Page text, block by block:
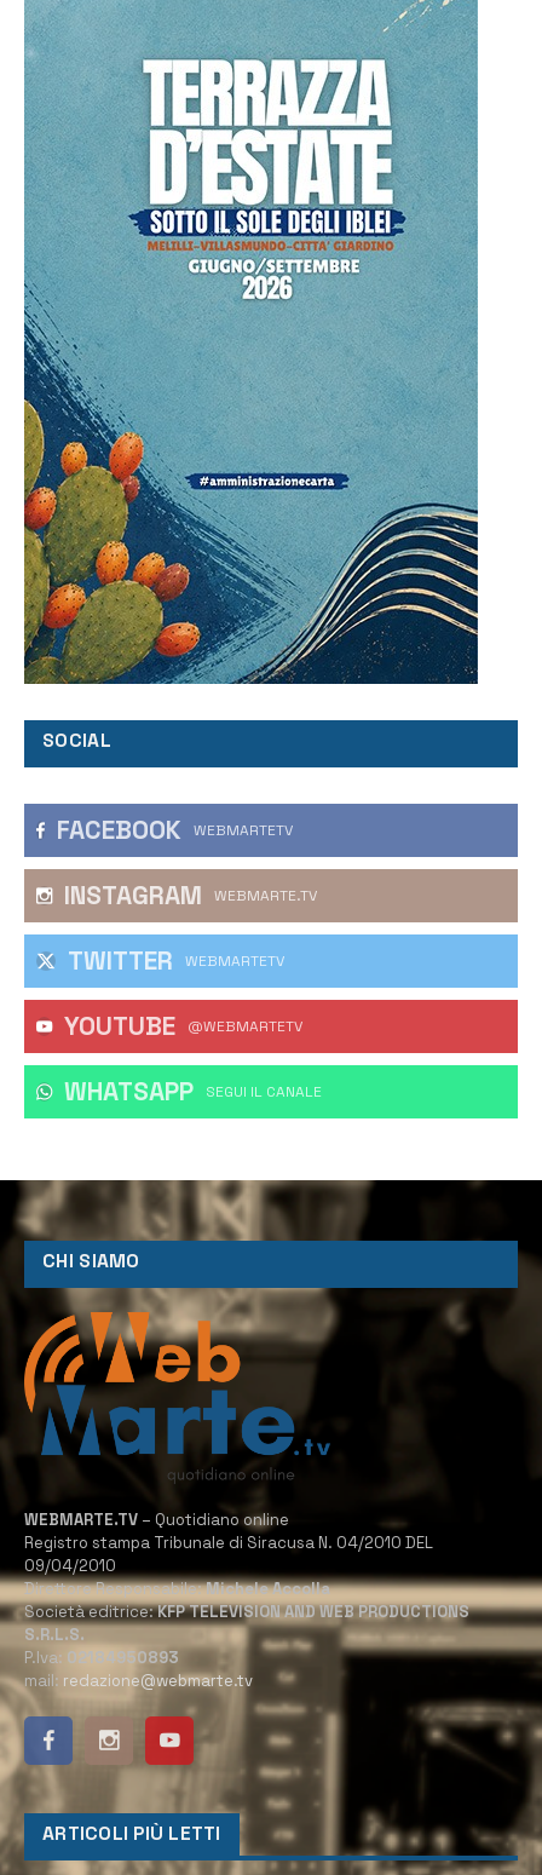
SOCIAL
FACEBOOK WEBMARTETV
INSTAGRAM WEBMARTE.TV
TWITTER WEBMARTETV
YOUTUBE @WEBMARTETV
WHATSAPP ‎SEGUI IL CANALE
CHI SIAMO
WEBMARTE.TV – Quotidiano online
Registro stampa Tribunale di Siracusa N. 04/2010 DEL
09/04/2010
Direttore Responsabile:Michele Accolla
Società editrice:KFP TELEVISION AND WEB PRODUCTIONS
S.R.L.S.
P.Iva: 02184950893
mail: redazione@webmarte.tv
ARTICOLI PIÙ LETTI